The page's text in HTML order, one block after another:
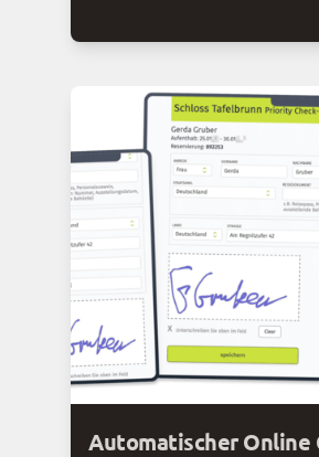
erstellt und in die PDF-
überprüfen, kann der kostenlose
verwendet werden. Für die
die E-Rechnung empfiehlt es
Firmenrechnungfunktion in
Hotelsoftware zu nutzen, die
der Kunden zu pflegen und
Mail-Adressen für den
hinterlegen. Die zeitnahe
Rechnungen kann auch ein
Wettbewerbsvorteile für Ihr
Automatischer Online